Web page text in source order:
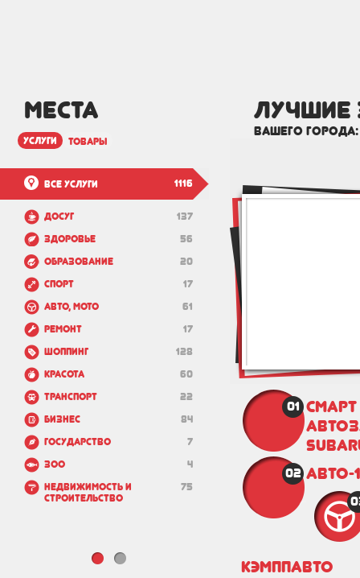
МЕСТА
услуги товары
1116
Все услуги
137
Досуг
56
Здоровье
20
Образование
17
Спорт
61
Авто, мото
17
Ремонт
128
Шоппинг
60
Красота
22
Транспорт
84
Бизнес
7
Государство
4
Зоо
75
Недвижимость и
строительство
лучшие
вашего
01
02 Авто-1
КэмппАвто